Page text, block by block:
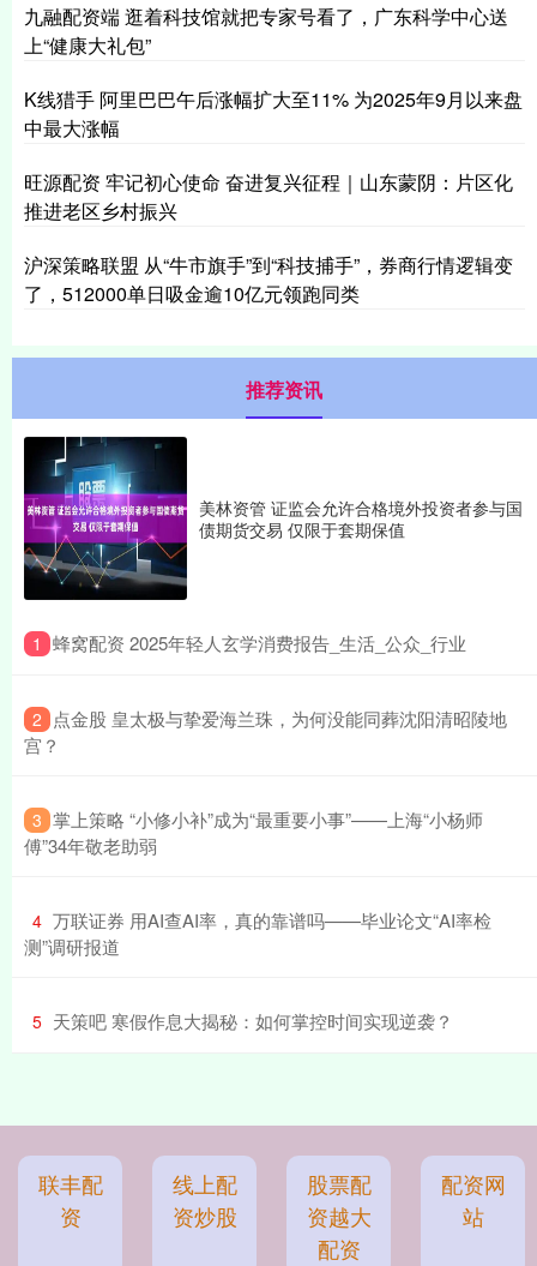
九融配资端 逛着科技馆就把专家号看了，广东科学中心送
上“健康大礼包”
K线猎手 阿里巴巴午后涨幅扩大至11% 为2025年9月以来盘
中最大涨幅
旺源配资 牢记初心使命 奋进复兴征程｜山东蒙阴：片区化
推进老区乡村振兴
沪深策略联盟 从“牛市旗手”到“科技捕手”，券商行情逻辑变
了，512000单日吸金逾10亿元领跑同类
推荐资讯
美林资管 证监会允许合格境外投资者参与国
债期货交易 仅限于套期保值
1 ​蜂窝配资 2025年轻人玄学消费报告_生活_公众_行业
2 ​点金股 皇太极与挚爱海兰珠，为何没能同葬沈阳清昭陵地
宫？
3 ​掌上策略 “小修小补”成为“最重要小事”——上海“小杨师
傅”34年敬老助弱
4 ​万联证券 用AI查AI率，真的靠谱吗——毕业论文“AI率检
测”调研报道
5 ​天策吧 寒假作息大揭秘：如何掌控时间实现逆袭？
联丰配
资
线上配
资炒股
股票配
资越大
配资
配资网
站